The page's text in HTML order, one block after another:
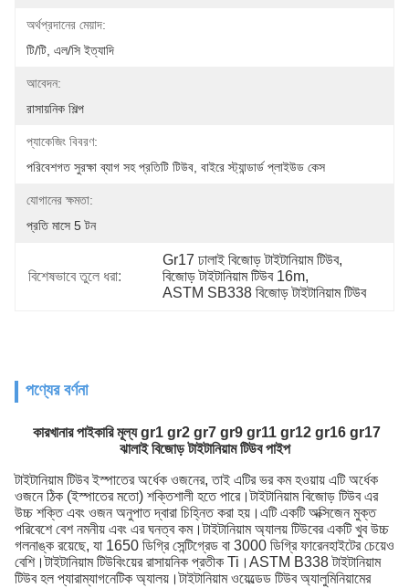
অর্থপ্রদানের মেয়াদ:
টি/টি, এল/সি ইত্যাদি
আবেদন:
রাসায়নিক শিল্প
প্যাকেজিং বিবরণ:
পরিবেশগত সুরক্ষা ব্যাগ সহ প্রতিটি টিউব, বাইরে স্ট্যান্ডার্ড প্লাইউড কেস
যোগানের ক্ষমতা:
প্রতি মাসে 5 টন
বিশেষভাবে তুলে ধরা:
Gr17 ঢালাই বিজোড় টাইটানিয়াম টিউব,
বিজোড় টাইটানিয়াম টিউব 16m,
ASTM SB338 বিজোড় টাইটানিয়াম টিউব
পণ্যের বর্ণনা
কারখানার পাইকারি মূল্য gr1 gr2 gr7 gr9 gr11 gr12 gr16 gr17
ঝালাই বিজোড় টাইটানিয়াম টিউব পাইপ
টাইটানিয়াম টিউব ইস্পাতের অর্ধেক ওজনের, তাই এটির ভর কম হওয়ায় এটি অর্ধেক
ওজনে ঠিক (ইস্পাতের মতো) শক্তিশালী হতে পারে।টাইটানিয়াম বিজোড় টিউব এর
উচ্চ শক্তি এবং ওজন অনুপাত দ্বারা চিহ্নিত করা হয়।এটি একটি অক্সিজেন মুক্ত
পরিবেশে বেশ নমনীয় এবং এর ঘনত্ব কম।টাইটানিয়াম অ্যালয় টিউবের একটি খুব উচ্চ
গলনাঙ্ক রয়েছে, যা 1650 ডিগ্রি সেন্টিগ্রেড বা 3000 ডিগ্রি ফারেনহাইটের চেয়েও
বেশি।টাইটানিয়াম টিউবিংয়ের রাসায়নিক প্রতীক Ti।ASTM B338 টাইটানিয়াম
টিউব হল প্যারাম্যাগনেটিক অ্যালয়।টাইটানিয়াম ওয়েল্ডেড টিউব অ্যালুমিনিয়ামের